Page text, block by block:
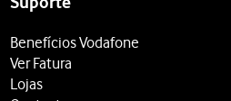
Benefícios Vodafone
Ver Fatura
Lojas